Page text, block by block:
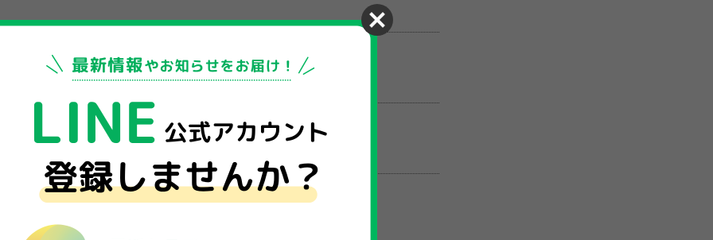
朝倉1-10-9)
（土）9:00～19:00 （日）9:00～23:00